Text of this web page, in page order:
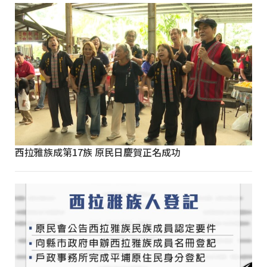
西拉雅族成第17族 原民日慶賀正名成功